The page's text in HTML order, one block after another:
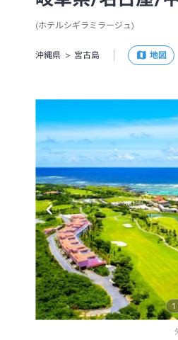
ホテルシギラミラージュ
沖縄県 宮古島 地図
1